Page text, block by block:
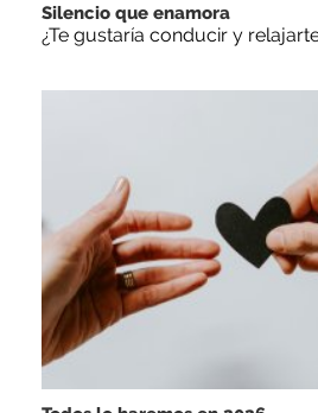
Silencio que enamora
¿Te gustaría conducir y